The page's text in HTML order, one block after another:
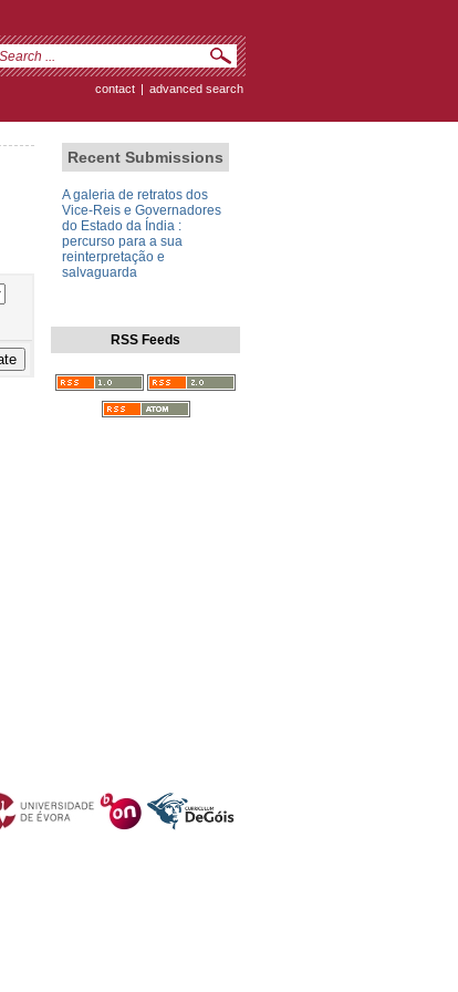
contact | advanced search
Recent Submissions
A galeria de retratos dos
Vice-Reis e Governadores
do Estado da Índia :
percurso para a sua
reinterpretação e
salvaguarda
RSS Feeds